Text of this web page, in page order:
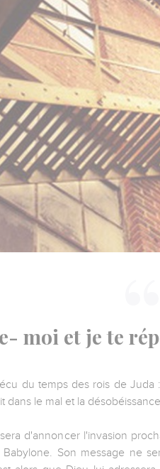
moi et je te
du temps des rois de Juda
dans le mal et la
d'annoncer l'invasion
Son message ne